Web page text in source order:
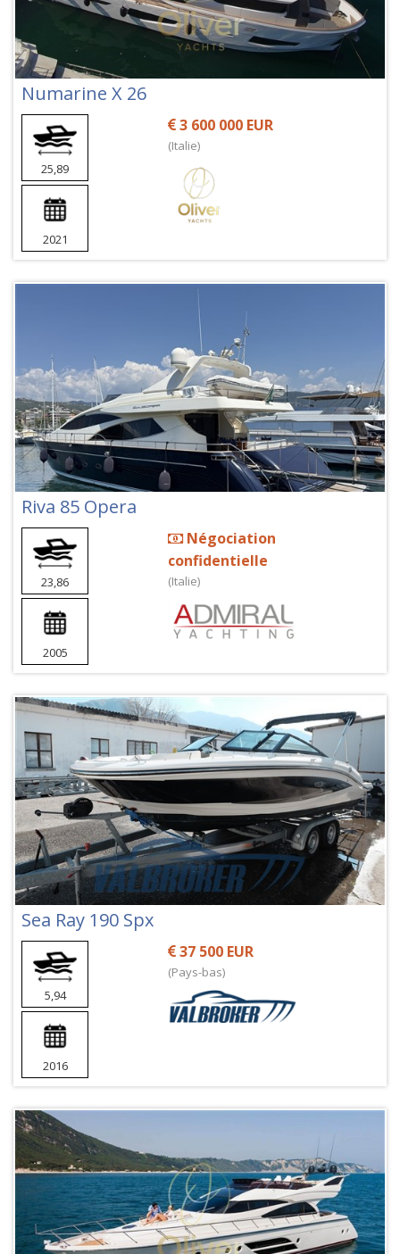
Numarine X 26
25,89
2021
3 600 000 EUR
(Italie)
Riva 85 Opera
23,86
2005
Négociation
confidentielle
(Italie)
Sea Ray 190 Spx
5,94
2016
37 500 EUR
(Pays-bas)